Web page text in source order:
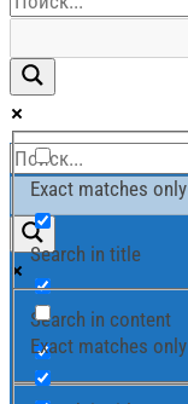
Exact matches only
Search in title
Search in content
Exact matches only